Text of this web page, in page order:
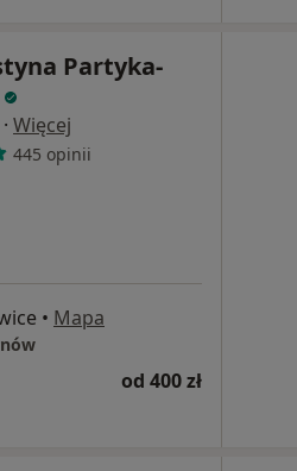
Partyka-
· Więcej
445 opinii
• Mapa
od 400 zł